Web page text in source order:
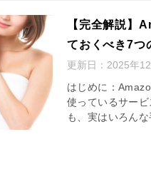
【完全解説】
ておくべき7つ
更新日： 2025年
はじめに：
使っているサー
も、実はいろん